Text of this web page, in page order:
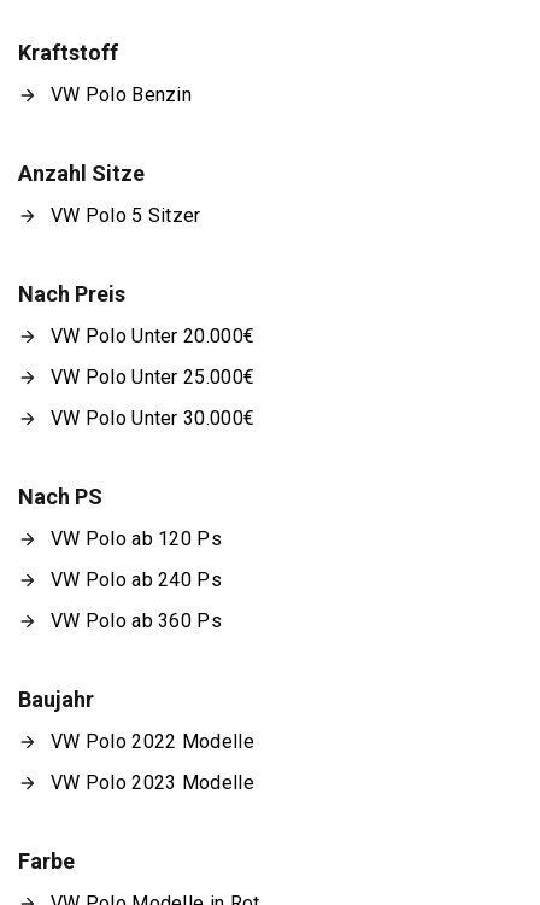
Kraftstoff
VW Polo Benzin
Anzahl Sitze
VW Polo 5 Sitzer
Nach Preis
VW Polo Unter 20.000€
VW Polo Unter 25.000€
VW Polo Unter 30.000€
Nach PS
VW Polo ab 120 Ps
VW Polo ab 240 Ps
VW Polo ab 360 Ps
Baujahr
VW Polo 2022 Modelle
VW Polo 2023 Modelle
Farbe